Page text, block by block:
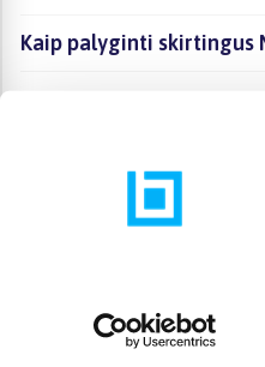
Kaip palyginti skirtingus
Kaip įsigyti Maison